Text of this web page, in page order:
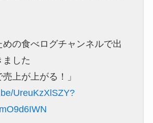
の食べログチャンネルで出
ました
売上が上がる！」
UreuKzXlSZY?